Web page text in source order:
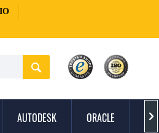
AUTODESK ORACLE 